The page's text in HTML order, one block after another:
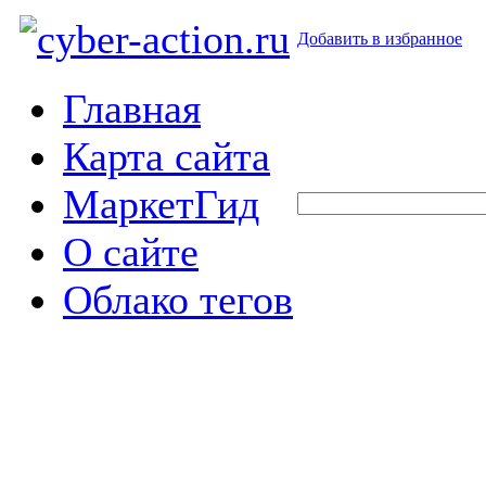
Добавить в избранное
Главная
Карта сайта
МаркетГид
О сайте
Облако тегов